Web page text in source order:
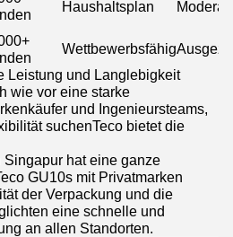
Haushaltsplan
Wettbewerbsfähig
Leistung und Langlebigkeit
wie vor eine starke
und Ingenieursteams,
suchenTeco bietet die
hat eine ganze
GU10s mit Privatmarken
der Verpackung und die
eine schnelle und
an allen Standorten.